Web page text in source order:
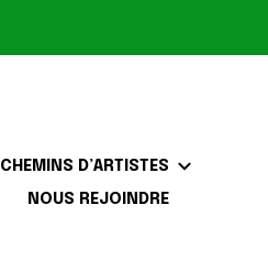
CHEMINS D’ARTISTES
NOUS REJOINDRE